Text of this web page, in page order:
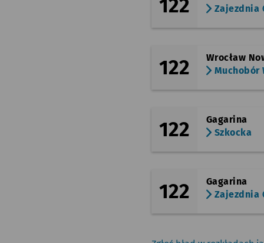
122
Zajezdnia
122
Wrocław
Muchobór
122
Gagarina
Szkocka
122
Gagarina
Zajezdnia